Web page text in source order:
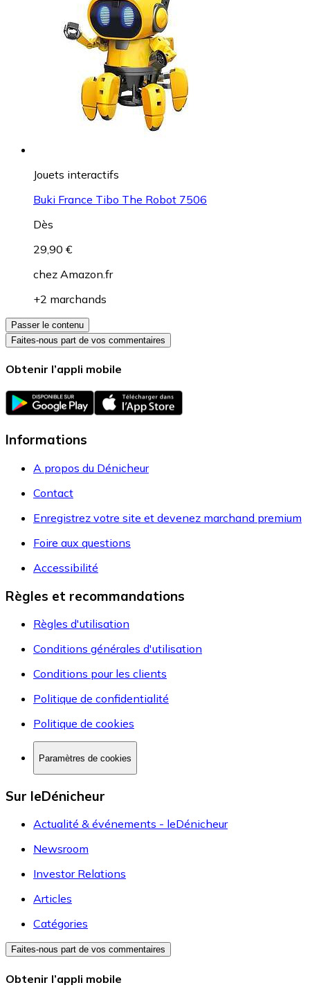
Jouets interactifs
Buki France Tibo The Robot 7506
Dès
29,90 €
chez Amazon.fr
+2 marchands
Passer le contenu
Faites-nous part de vos commentaires
Obtenir l’appli mobile
Informations
A propos du Dénicheur
Contact
Enregistrez votre site et devenez marchand premium
Foire aux questions
Accessibilité
Règles et recommandations
Règles d'utilisation
Conditions générales d'utilisation
Conditions pour les clients
Politique de confidentialité
Politique de cookies
Paramètres de cookies
Sur leDénicheur
Actualité & événements - leDénicheur
Newsroom
Investor Relations
Articles
Catégories
Faites-nous part de vos commentaires
Obtenir l’appli mobile